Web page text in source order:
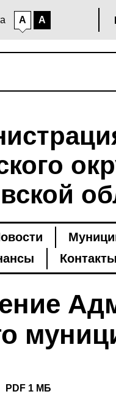
A A
PDF 1 МБ